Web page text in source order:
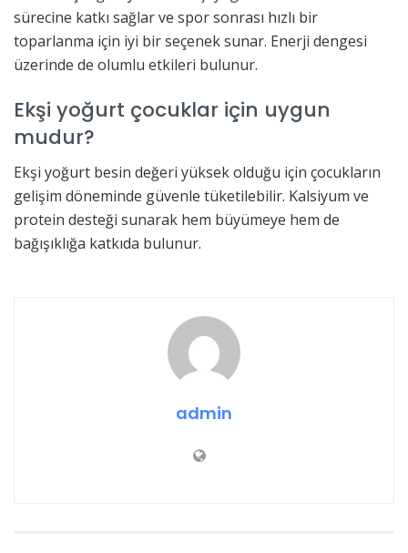
sürecine katkı sağlar ve spor sonrası hızlı bir
toparlanma için iyi bir seçenek sunar. Enerji dengesi
üzerinde de olumlu etkileri bulunur.
Ekşi yoğurt çocuklar için uygun
mudur?
Ekşi yoğurt besin değeri yüksek olduğu için çocukların
gelişim döneminde güvenle tüketilebilir. Kalsiyum ve
protein desteği sunarak hem büyümeye hem de
bağışıklığa katkıda bulunur.
admin